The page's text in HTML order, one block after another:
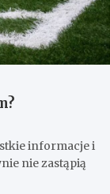
informacje i
nie zastąpią